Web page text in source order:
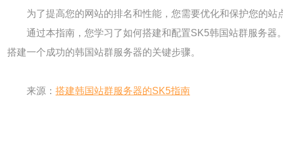
为了提高您的网站的排名和性能，您需要优化和保护您的
通过本指南，您学习了如何搭建和配置SK5韩国站群服务
搭建一个成功的韩国站群服务器的关键步骤。
来源： 搭建韩国站群服务器的SK5指南